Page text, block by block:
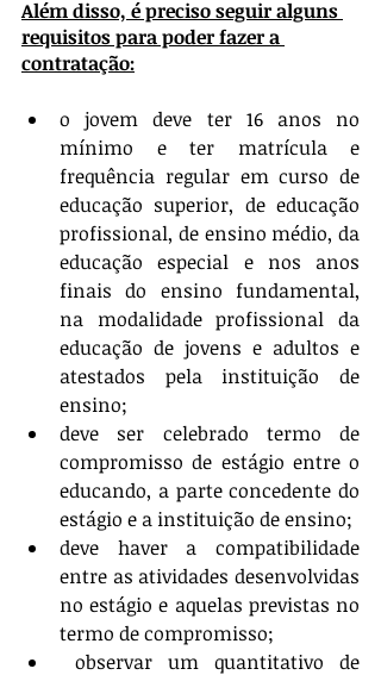
Além disso, é preciso seguir alguns
requisitos para poder fazer a
contratação:
o jovem deve ter 16 anos no
mínimo e ter matrícula e
frequência regular em curso de
educação superior, de educação
profissional, de ensino médio, da
educação especial e nos anos
finais do ensino fundamental,
na modalidade profissional da
educação de jovens e adultos e
atestados pela instituição de
ensino;
deve ser celebrado termo de
compromisso de estágio entre o
educando, a parte concedente do
estágio e a instituição de ensino;
deve haver a compatibilidade
entre as atividades desenvolvidas
no estágio e aquelas previstas no
termo de compromisso;